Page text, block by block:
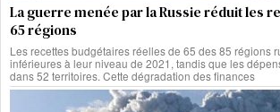
La guerre menée par la Russie réduit les
65 régions
Les recettes budgétaires réelles de 65 des 85 régions
inférieures à leur niveau de 2021, tandis que les
dans 52 territoires. Cette dégradation des finances